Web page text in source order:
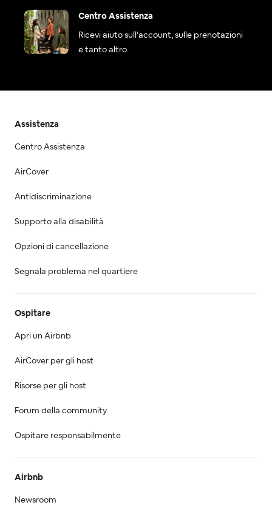
Centro Assistenza
Ricevi aiuto sull'account, sulle prenotazioni
e tanto altro.
Assistenza
Centro Assistenza
AirCover
Antidiscriminazione
Supporto alla disabilità
Opzioni di cancellazione
Segnala problema nel quartiere
Ospitare
Apri un Airbnb
AirCover per gli host
Risorse per gli host
Forum della community
Ospitare responsabilmente
Airbnb
Newsroom